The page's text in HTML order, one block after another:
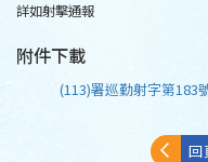
詳如射擊通報
附件下載
(113)署巡勤射字第183
回